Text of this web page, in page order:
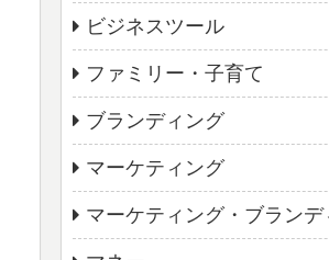
ビジネスツール
ファミリー・子育て
ブランディング
マーケティング
マーケティング・ブランデ